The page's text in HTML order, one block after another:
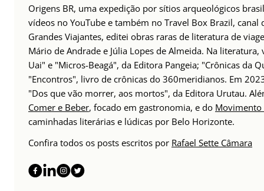
Origens BR, uma expedição por sítios arqueológicos
vídeos no YouTube e também no Travel Box Brazil,
Grandes Viajantes, editei obras raras de literatura de
Mário de Andrade e Júlia Lopes de Almeida. Na
Uai" e "Micros-Beagá", da Editora Pangeia; "Crônicas da
"Encontros", livro de crônicas do 360meridianos. Em
"Dos que vão morrer, aos mortos", da Editora Urutau.
Comer e Beber, focado em gastronomia, e do Movimento
caminhadas literárias e lúdicas por Belo Horizonte.
Confira todos os posts escritos por Rafael Sette Câmara